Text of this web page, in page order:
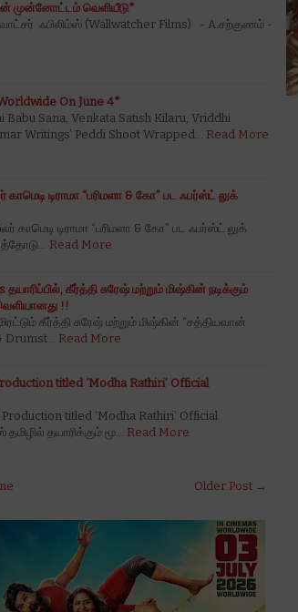
முன்னோட்டம் வெளியீடு*
ஃபிலிம்ஸ் (Wallwatcher Films) - A.சற்குணம் -
On June 4*
Sana, Venkata Satish Kilaru, Vriddhi
Writings’ Peddi Shoot Wrapped… Read More
டிராமா “பரிமளா & கோ” பட ஃபர்ஸ்ட் லுக்
காமெடி டிராமா “பரிமளா & கோ” பட ஃபர்ஸ்ட் லுக்
Read More
கீர்த்தி சுரேஷ் மற்றும் மிஷ்கின் நடிக்கும்
!!
கீர்த்தி சுரேஷ் மற்றும் மிஷ்கின் “சத்தியவான்
Drumst… Read More
titled ‘Modha Rathiri’ Official
titled ‘Modha Rathiri’ Official
தயாரிக்கும் மூ… Read More
Older Post →